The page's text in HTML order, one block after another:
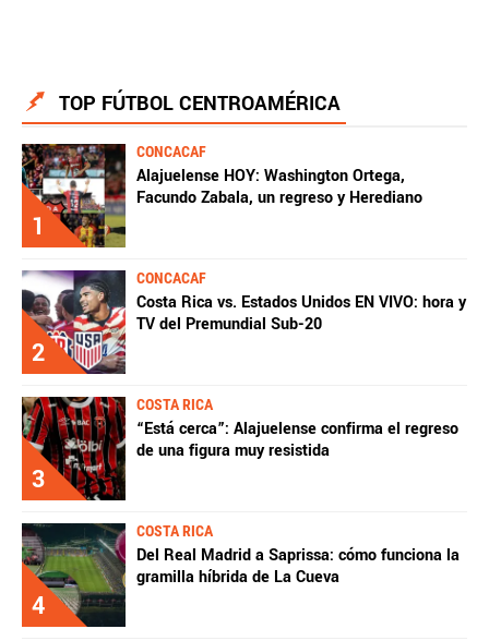
TOP FÚTBOL CENTROAMÉRICA
1
CONCACAF
Alajuelense HOY: Washington Ortega,
Facundo Zabala, un regreso y Herediano
2
CONCACAF
Costa Rica vs. Estados Unidos EN VIVO: hora y
TV del Premundial Sub-20
3
COSTA RICA
“Está cerca”: Alajuelense confirma el regreso
de una figura muy resistida
4
COSTA RICA
Del Real Madrid a Saprissa: cómo funciona la
gramilla híbrida de La Cueva